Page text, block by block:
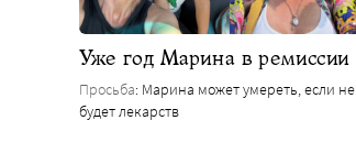
Уже год Марина в ремиссии
Просьба: Марина может умереть, если не
будет лекарств